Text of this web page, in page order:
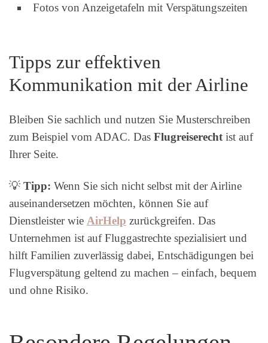
Fotos von Anzeigetafeln mit Verspätungszeiten
Tipps zur effektiven
Kommunikation mit der Airline
Bleiben Sie sachlich und nutzen Sie Musterschreiben
zum Beispiel vom ADAC. Das Flugreiserechtist auf
Ihrer Seite.
💡Tipp: Wenn Sie sich nicht selbst mit der Airline
auseinandersetzen möchten, können Sie auf
Dienstleister wie AirHelp zurückgreifen. Das
Unternehmen ist auf Fluggastrechte spezialisiert und
hilft Familien zuverlässig dabei, Entschädigungen bei
Flugverspätung geltend zu machen – einfach, bequem
und ohne Risiko.